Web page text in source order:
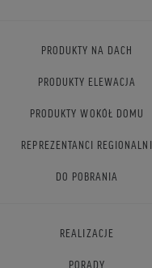
PRODUKTY NA DACH
PRODUKTY ELEWACJA
PRODUKTY WOKÓŁ DOMU
REPREZENTANCI REGIONALNI
DO POBRANIA
REALIZACJE
PORADY